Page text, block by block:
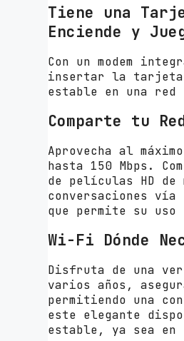
Tiene una
Enciende y
Con un modem
insertar la tarjeta
estable en una
Comparte tu
Aprovecha al
hasta 150 Mbps.
de películas HD
conversaciones vía
que permite su
Wi-Fi Dónde
Disfruta de una
varios años,
permitiendo una
este elegante
estable, ya sea en